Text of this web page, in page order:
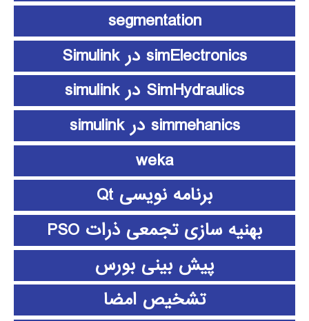
segmentation
simElectronics در Simulink
SimHydraulics در simulink
simmehanics در simulink
weka
برنامه نویسی Qt
بهنیه سازی تجمعی ذرات PSO
پیش بینی بورس
تشخیص امضا